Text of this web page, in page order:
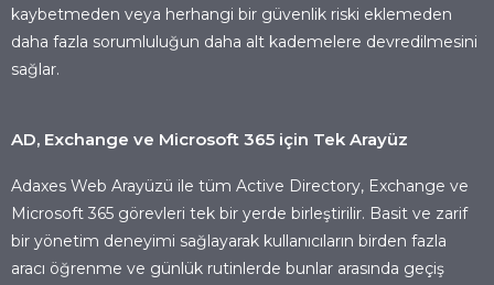
kaybetmeden veya herhangi bir güvenlik riski eklemeden
daha fazla sorumluluğun daha alt kademelere devredilmesini
sağlar.
AD, Exchange ve Microsoft 365 için Tek Arayüz
Adaxes Web Arayüzü ile tüm Active Directory, Exchange ve
Microsoft 365 görevleri tek bir yerde birleştirilir. Basit ve zarif
bir yönetim deneyimi sağlayarak kullanıcıların birden fazla
aracı öğrenme ve günlük rutinlerde bunlar arasında geçiş